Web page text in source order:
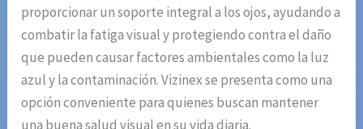
proporcionar un soporte integral a los ojos, ayudando a
combatir la fatiga visual y protegiendo contra el daño
que pueden causar factores ambientales como la luz
azul y la contaminación. Vizinex se presenta como una
opción conveniente para quienes buscan mantener
una buena salud visual en su vida diaria.